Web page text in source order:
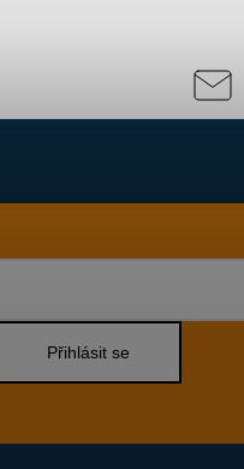
Přihlásit se